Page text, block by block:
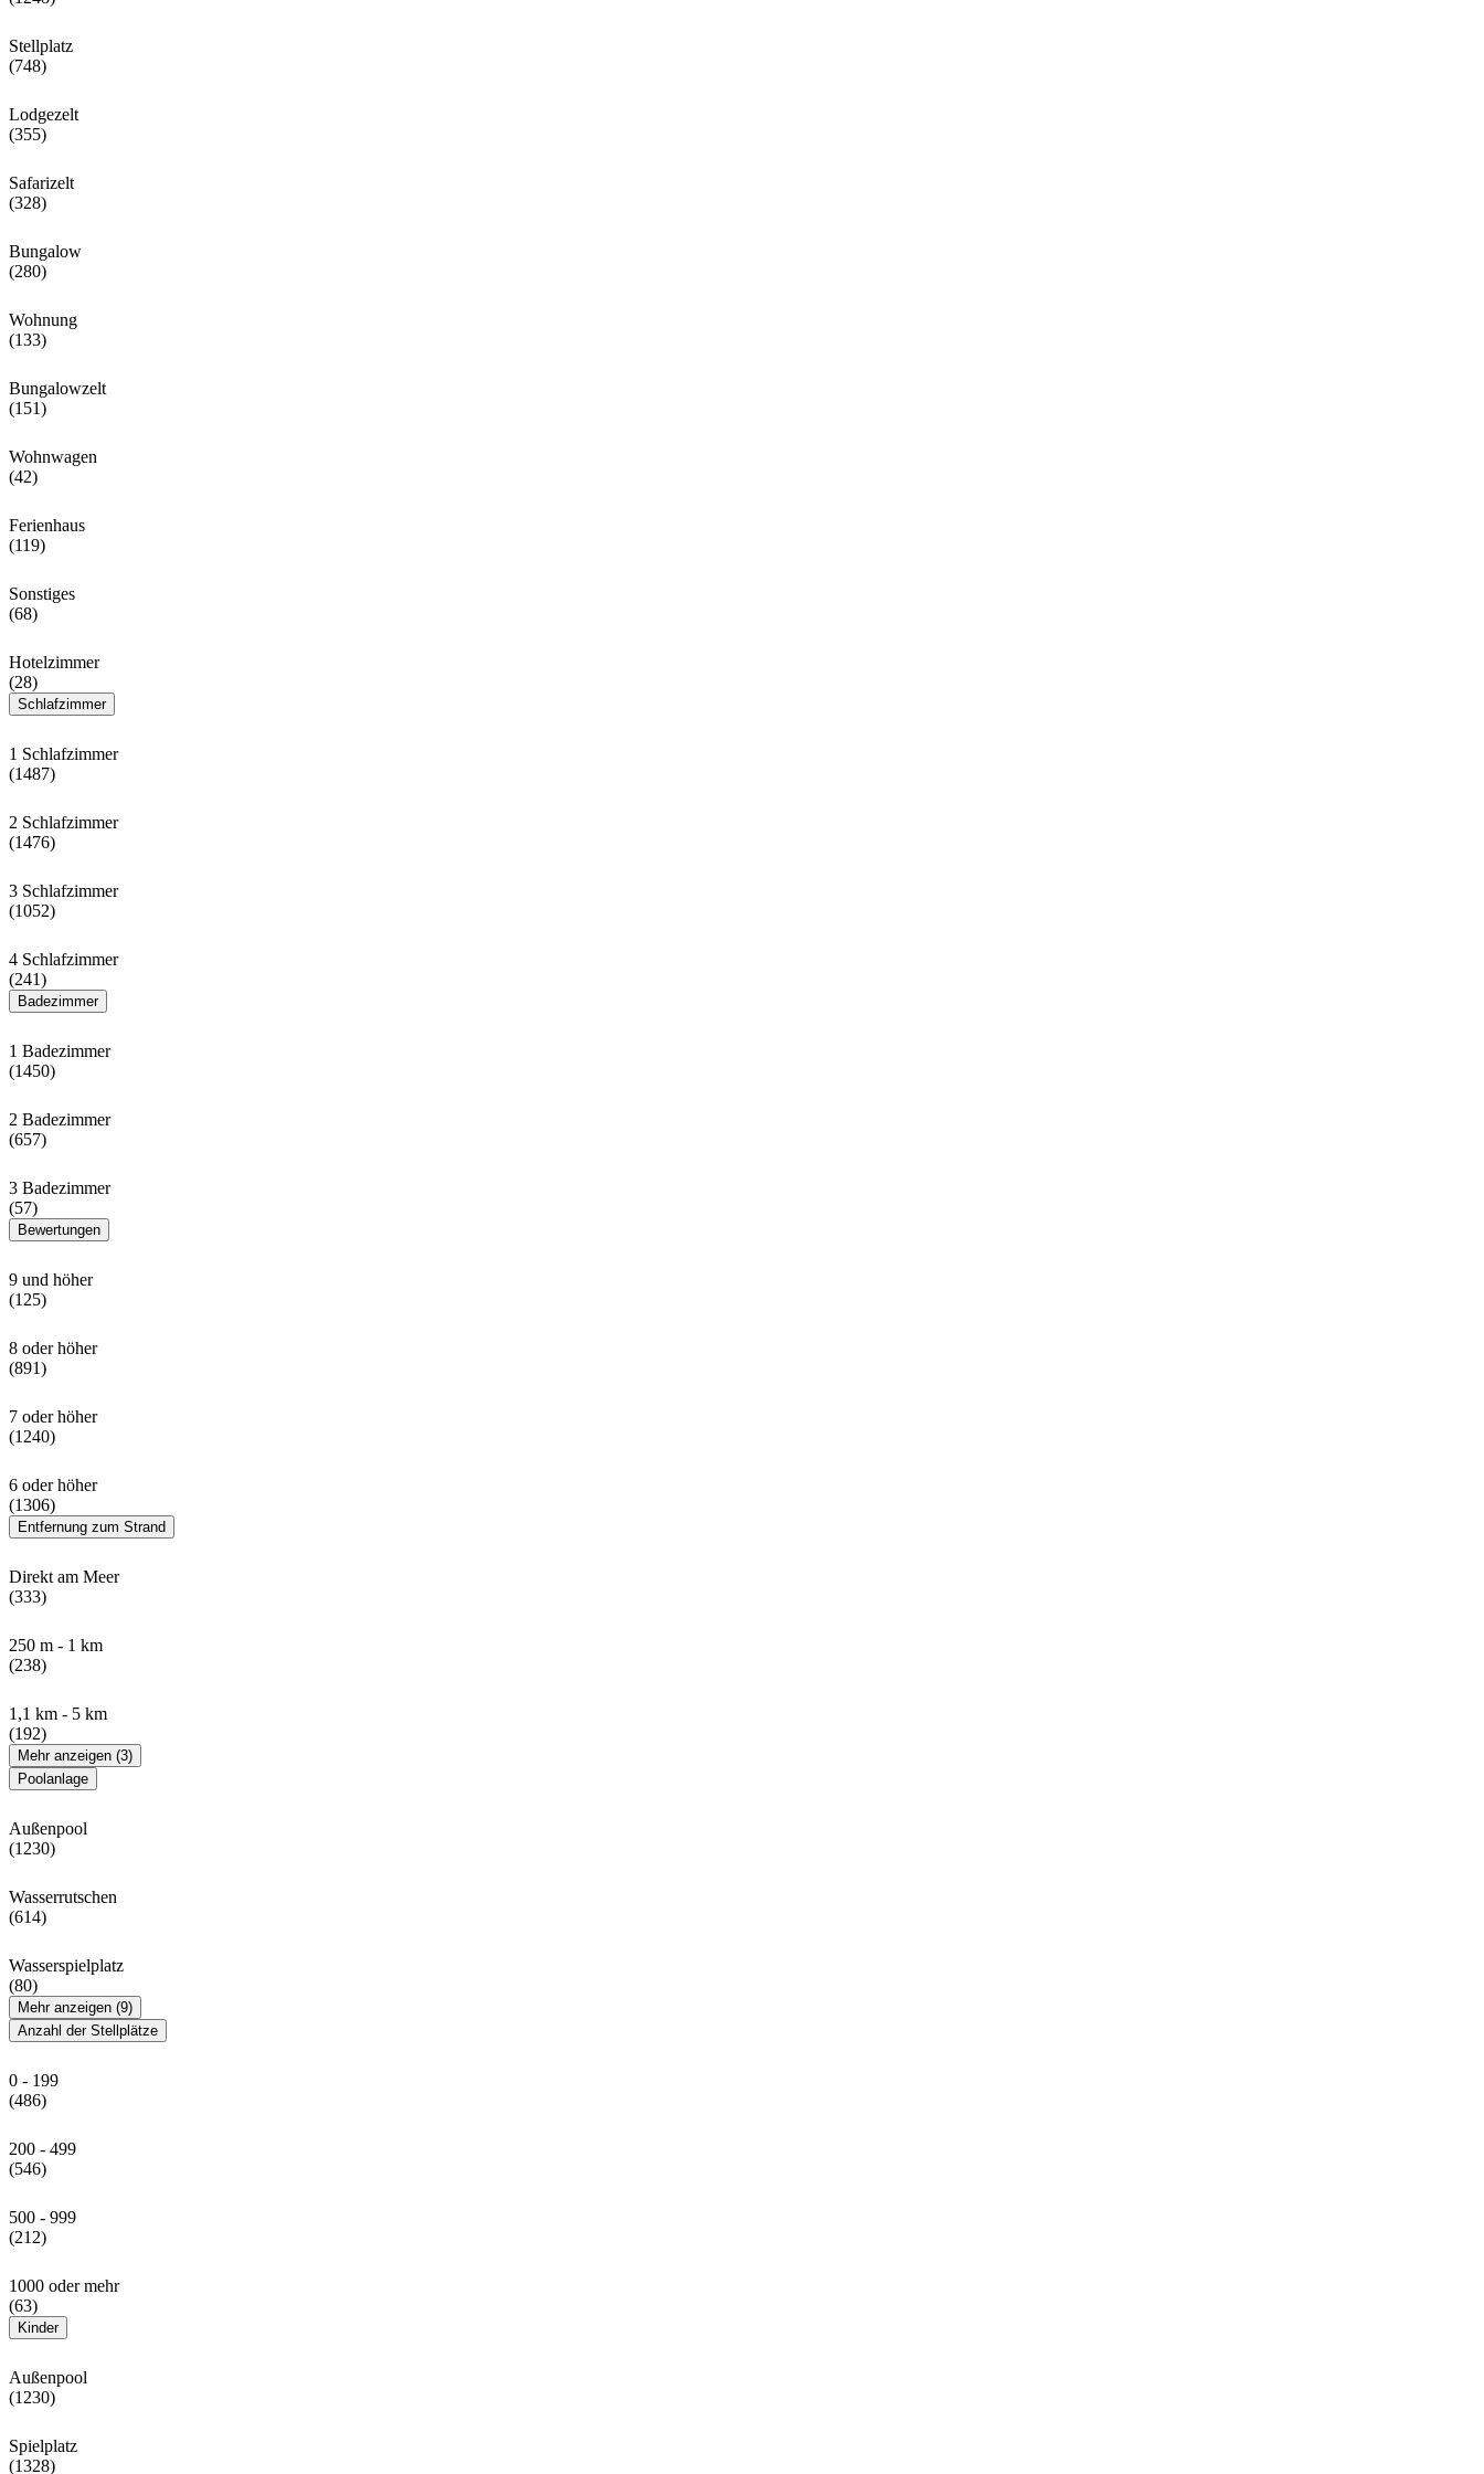
Stellplatz
(748)
Lodgezelt
(355)
Safarizelt
(328)
Bungalow
(280)
Wohnung
(133)
Bungalowzelt
(151)
Wohnwagen
(42)
Ferienhaus
(119)
Sonstiges
(68)
Hotelzimmer
(28)
Schlafzimmer
1 Schlafzimmer
(1487)
2 Schlafzimmer
(1476)
3 Schlafzimmer
(1052)
4 Schlafzimmer
(241)
Badezimmer
1 Badezimmer
(1450)
2 Badezimmer
(657)
3 Badezimmer
(57)
Bewertungen
9 und höher
(125)
8 oder höher
(891)
7 oder höher
(1240)
6 oder höher
(1306)
Entfernung zum Strand
Direkt am Meer
(333)
250 m - 1 km
(238)
1,1 km - 5 km
(192)
Mehr anzeigen (3)
Poolanlage
Außenpool
(1230)
Wasserrutschen
(614)
Wasserspielplatz
(80)
Mehr anzeigen (9)
Anzahl der Stellplätze
0 - 199
(486)
200 - 499
(546)
500 - 999
(212)
1000 oder mehr
(63)
Kinder
Außenpool
(1230)
Spielplatz
(1328)